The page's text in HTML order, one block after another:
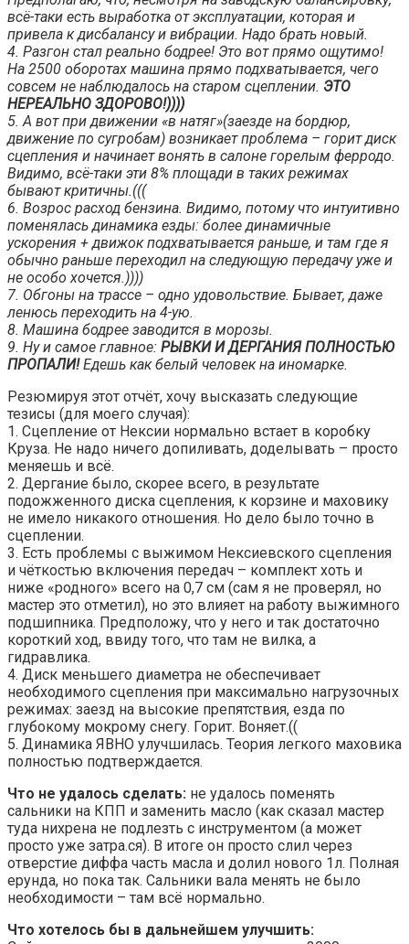
всё-таки есть выработка от эксплуатации, которая и
привела к дисбалансу и вибрации. Надо брать новый.
4. Разгон стал реально бодрее! Это вот прямо ощутимо!
На 2500 оборотах машина прямо подхватывается, чего
совсем не наблюдалось на старом сцеплении. ЭТО
НЕРЕАЛЬНО ЗДОРОВО!))))
5. А вот при движении «в натяг»(заезде на бордюр,
движение по сугробам) возникает проблема – горит диск
сцепления и начинает вонять в салоне горелым ферродо.
Видимо, всё-таки эти 8% площади в таких режимах
бывают критичны.(((
6. Возрос расход бензина. Видимо, потому что интуитивно
поменялась динамика езды: более динамичные
ускорения + движок подхватывается раньше, и там где я
обычно раньше переходил на следующую передачу уже и
не особо хочется.))))
7. Обгоны на трассе – одно удовольствие. Бывает, даже
ленюсь переходить на 4-ую.
8. Машина бодрее заводится в морозы.
9. Ну и самое главное: РЫВКИ И ДЕРГАНИЯ ПОЛНОСТЬЮ
ПРОПАЛИ!Едешь как белый человек на иномарке.
Резюмируя этот отчёт, хочу высказать следующие
тезисы (для моего случая):
1. Сцепление от Нексии нормально встает в коробку
Круза. Не надо ничего допиливать, доделывать – просто
меняешь и всё.
2. Дергание было, скорее всего, в результате
подожженного диска сцепления, к корзине и маховику
не имело никакого отношения. Но дело было точно в
сцеплении.
3. Есть проблемы с выжимом Нексиевского сцепления
и чёткостью включения передач – комплект хоть и
ниже «родного» всего на 0,7 см (сам я не проверял, но
мастер это отметил), но это влияет на работу выжимного
подшипника. Предположу, что у него и так достаточно
короткий ход, ввиду того, что там не вилка, а
гидравлика.
4. Диск меньшего диаметра не обеспечивает
необходимого сцепления при максимально нагрузочных
режимах: заезд на высокие препятствия, езда по
глубокому мокрому снегу. Горит. Воняет.((
5. Динамика ЯВНО улучшилась. Теория легкого маховика
полностью подтверждается.
Что не удалось сделать: не удалось поменять
сальники на КПП и заменить масло (как сказал мастер
туда нихрена не подлезть с инструментом (а может
просто уже затра.ся). В итоге он просто слил через
отверстие диффа часть масла и долил нового 1л. Полная
ерунда, но пока так. Сальники вала менять не было
необходимости – там всё нормально.
Что хотелось бы в дальнейшем улучшить: